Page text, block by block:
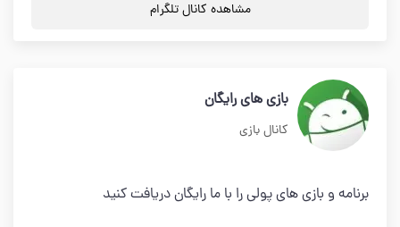
مشاهده کانال تلگرام
بازی های رایگان
کانال بازی
برنامه و بازی های پولی را با ما رایگان دریافت کنید